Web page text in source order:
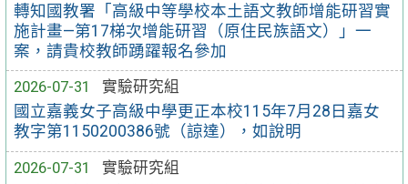
轉知國教署「高級中等學校本土語文教師增能研習實
施計畫—第17梯次增能研習（原住民族語文）」一
案，請貴校教師踴躍報名參加
2026-07-31
實驗研究組
國立嘉義女子高級中學更正本校115年7月28日嘉女
教字第1150200386號（諒達），如說明
2026-07-31
實驗研究組